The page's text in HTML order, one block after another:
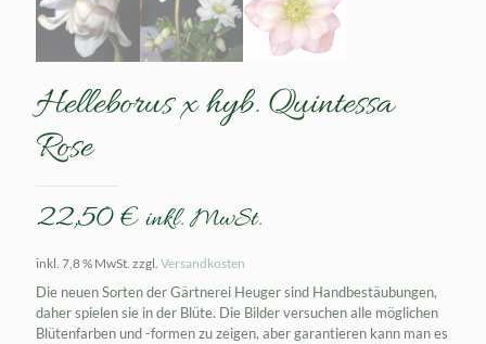
Helleborus x hyb. Quintessa
Rose
22,50€ inkl. MwSt.
inkl. 7,8 % MwSt. zzgl. Versandkosten
Die neuen Sorten der Gärtnerei Heuger sind Handbestäubungen,
daher spielen sie in der Blüte. Die Bilder versuchen alle möglichen
Blütenfarben und -formen zu zeigen, aber garantieren kann man es